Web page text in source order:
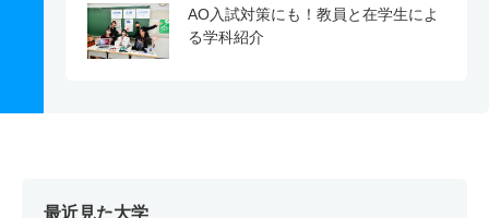
AO入試対策にも！教員と在学生によ
る学科紹介
最近見た大学